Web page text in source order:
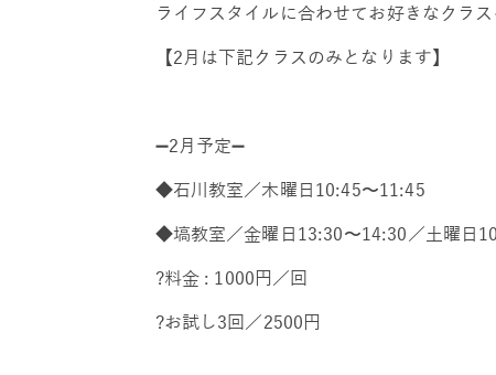
ライフスタイルに合わせてお好きなクラ
【2月は下記クラスのみとなります】
➖2月予定➖
◆石川教室／木曜日10:45〜11:45
◆塙教室／金曜日13:30〜14:30／土曜日
?料金 : 1000円／回
?お試し3回／2500円